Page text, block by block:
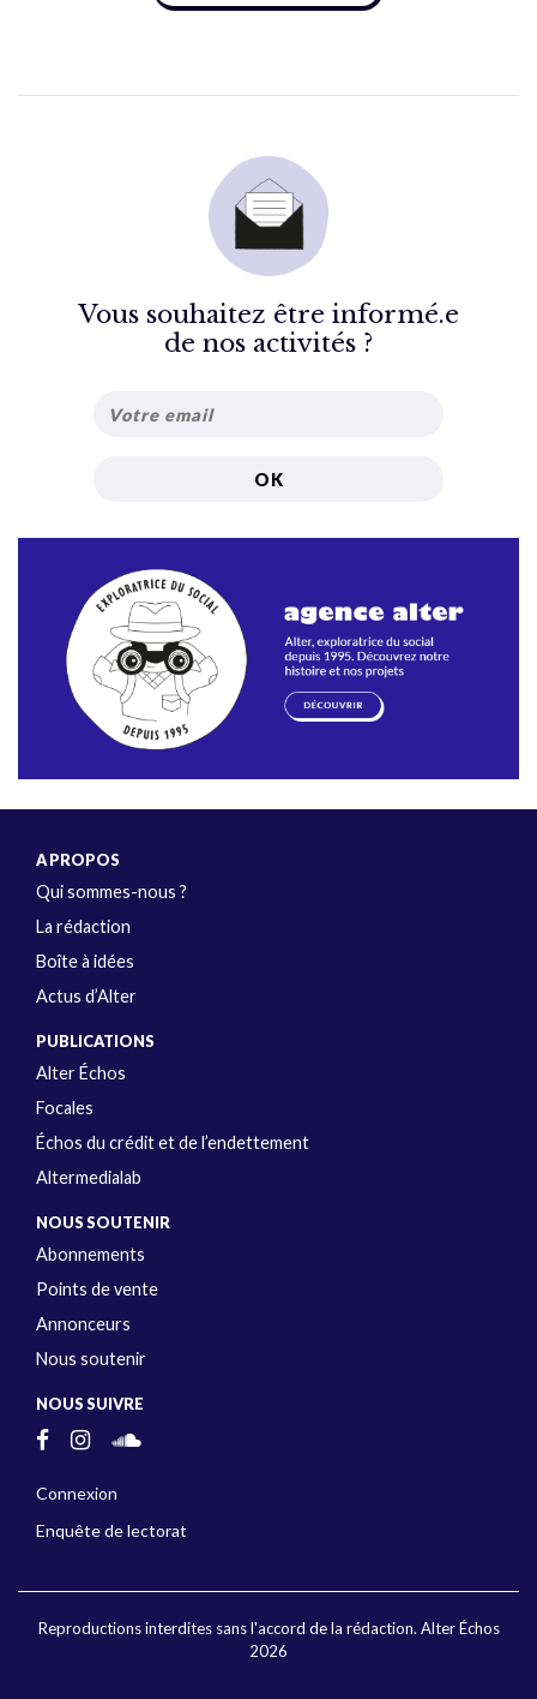
Vous souhaitez être informé.e
de nos activités ?
A PROPOS
Qui sommes-nous ?
La rédaction
Boîte à idées
Actus d’Alter
PUBLICATIONS
Alter Échos
Focales
Échos du crédit et de l’endettement
Altermedialab
NOUS SOUTENIR
Abonnements
Points de vente
Annonceurs
Nous soutenir
NOUS SUIVRE
Connexion
Enquête de lectorat
Reproductions interdites sans l'accord de la rédaction. Alter Échos
2026